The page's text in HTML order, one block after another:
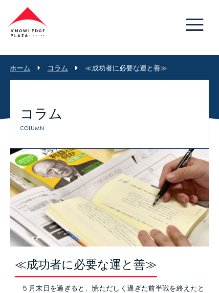
ホーム コラム ≪成功者に必要な運と善≫
コラム
COLUMN
≪成功者に必要な運と善≫
５月末日を過ぎると、慌ただしく過ぎた前半戦を終えたと